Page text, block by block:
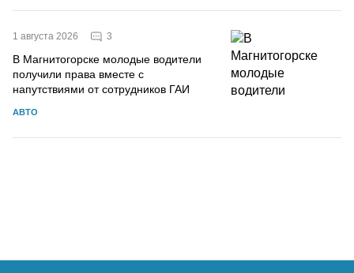
1 августа 2026 3
В Магнитогорске молодые водители
получили права вместе с
напутствиями от сотрудников ГАИ
АВТО